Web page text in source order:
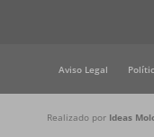
Aviso Legal
Realizado por Ideas